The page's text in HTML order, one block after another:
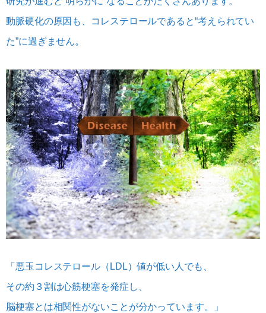
動脈硬化の原因も、コレステロールであると“考えられてい
た”に過ぎません。
「悪玉コレステロール（LDL）値が低い人でも、
その約３割は心筋梗塞を発症し、
脳梗塞とは相関性がないことが分かっています。」